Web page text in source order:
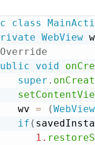
class
WebView
void
super .
wv
= (WebView
if (
1.